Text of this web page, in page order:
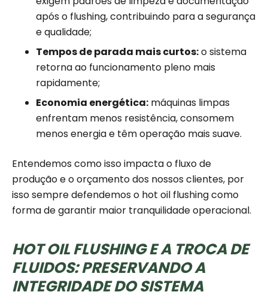
após o flushing, contribuindo para a segurança
e qualidade;
Tempos de parada mais curtos:o sistema
retorna ao funcionamento pleno mais
rapidamente;
Economia energética: máquinas limpas
enfrentam menos resistência, consomem
menos energia e têm operação mais suave.
Entendemos como isso impacta o fluxo de
produção e o orçamento dos nossos clientes, por
isso sempre defendemos o hot oil flushing como
forma de garantir maior tranquilidade operacional.
HOT OIL FLUSHING E A TROCA DE
FLUIDOS: PRESERVANDO A
INTEGRIDADE DO SISTEMA